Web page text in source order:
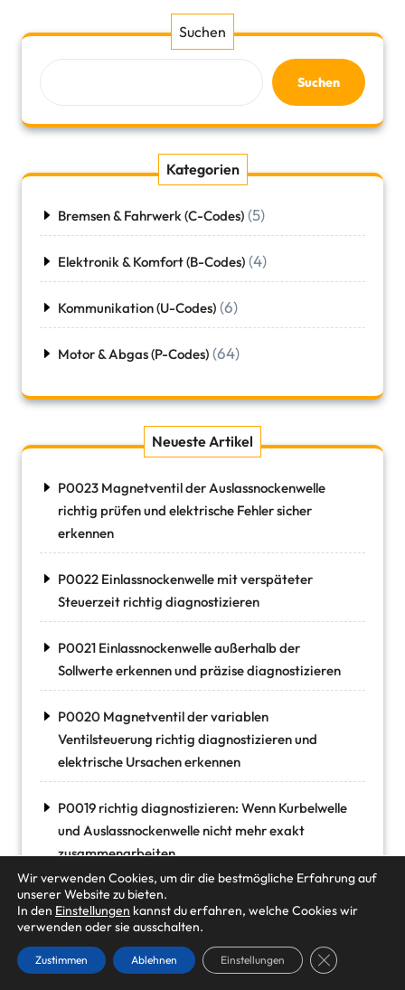
Suchen
Suchen
Kategorien
Bremsen & Fahrwerk (C-Codes) (5)
Elektronik & Komfort (B-Codes) (4)
Kommunikation (U-Codes) (6)
Motor & Abgas (P-Codes) (64)
Neueste Artikel
P0023 Magnetventil der Auslassnockenwelle
richtig prüfen und elektrische Fehler sicher
erkennen
P0022 Einlassnockenwelle mit verspäteter
Steuerzeit richtig diagnostizieren
P0021 Einlassnockenwelle außerhalb der
Sollwerte erkennen und präzise diagnostizieren
P0020 Magnetventil der variablen
Ventilsteuerung richtig diagnostizieren und
elektrische Ursachen erkennen
P0019 richtig diagnostizieren: Wenn Kurbelwelle
und Auslassnockenwelle nicht mehr exakt
zusammenarbeiten
Wenn die Auslassnockenwelle aus dem Takt
gerät: Fehlercode P0018 richtig verstehen und
systematisch diagnostizieren
Wir verwenden Cookies, um dir die bestmögliche Erfahrung auf
unserer Website zu bieten.
In den Einstellungen kannst du erfahren, welche Cookies wir
verwenden oder sie ausschalten.
Zustimmen Ablehnen Einstellungen GDPR